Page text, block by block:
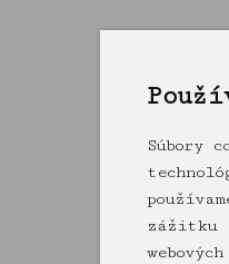
Súbory
zážitku